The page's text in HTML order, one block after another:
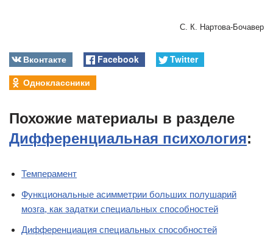
С. К. Нартова-Бочавер
Вконтакте Facebook
Twitter
Одноклассники
Похожие материалы в разделе
Дифференциальная психология:
Темперамент
Функциональные асимметрии больших полушарий
мозга, как задатки специальных способностей
Дифференциация специальных способностей